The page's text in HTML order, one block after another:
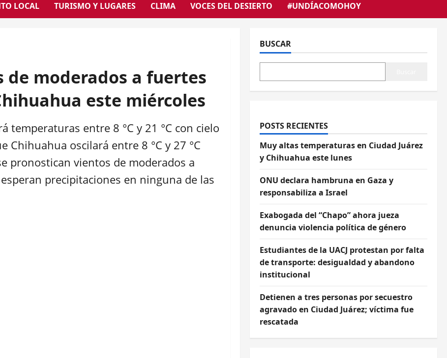
LOCAL TURISMO Y LUGARES CLIMA VOCES DEL DESIERTO #UNDÍACOMOHOY
de moderados a fuertes
este miércoles
temperaturas entre 8 °C y 21 °C con cielo
oscilará entre 8 °C y 27 °C
pronostican vientos de moderados a
precipitaciones en ninguna de las
BUSCAR
POSTS RECIENTES
Muy altas temperaturas en Ciudad Juárez
y Chihuahua este lunes
ONU declara hambruna en Gaza y
responsabiliza a Israel
Exabogada del “Chapo” ahora jueza
denuncia violencia política de género
Estudiantes de la UACJ protestan por falta
de transporte: desigualdad y abandono
institucional
Detienen a tres personas por secuestro
agravado en Ciudad Juárez; víctima fue
rescatada